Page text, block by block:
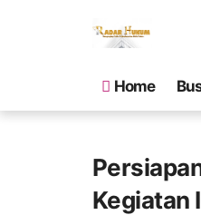
Home
Kegiatan